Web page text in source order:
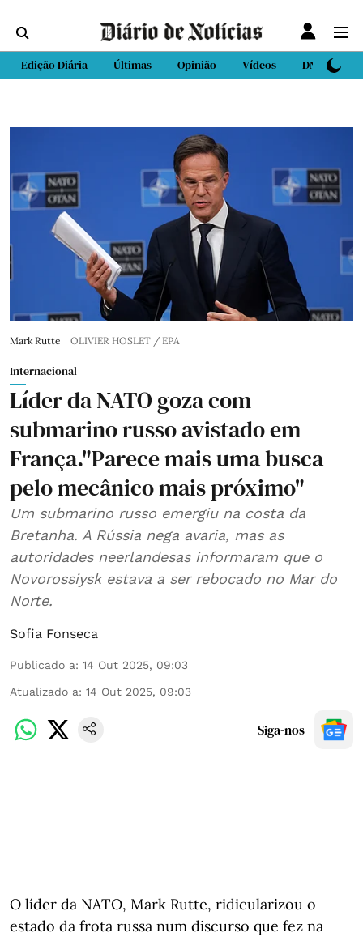
Edição Diária Últimas Opinião Vídeos DN Sport
Mark Rutte OLIVIER HOSLET / EPA
Internacional
Líder da NATO goza com
submarino russo avistado em
França."Parece mais uma busca
pelo mecânico mais próximo"
Um submarino russo emergiu na costa da
Bretanha. A Rússia nega avaria, mas as
autoridades neerlandesas informaram que o
Novorossiysk estava a ser rebocado no Mar do
Norte.
Sofia Fonseca
Publicado a: 14 Out 2025, 09:03
Atualizado a: 14 Out 2025, 09:03
Siga-nos
O líder da NATO, Mark Rutte, ridicularizou o
estado da frota russa num discurso que fez na